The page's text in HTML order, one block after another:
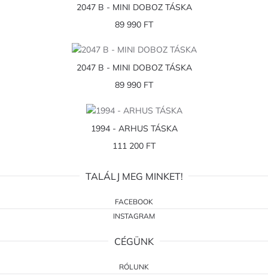
2047 B - MINI DOBOZ TÁSKA
89 990 FT
2047 B - MINI DOBOZ TÁSKA
89 990 FT
1994 - ARHUS TÁSKA
111 200 FT
TALÁLJ MEG MINKET!
FACEBOOK
INSTAGRAM
CÉGÜNK
RÓLUNK